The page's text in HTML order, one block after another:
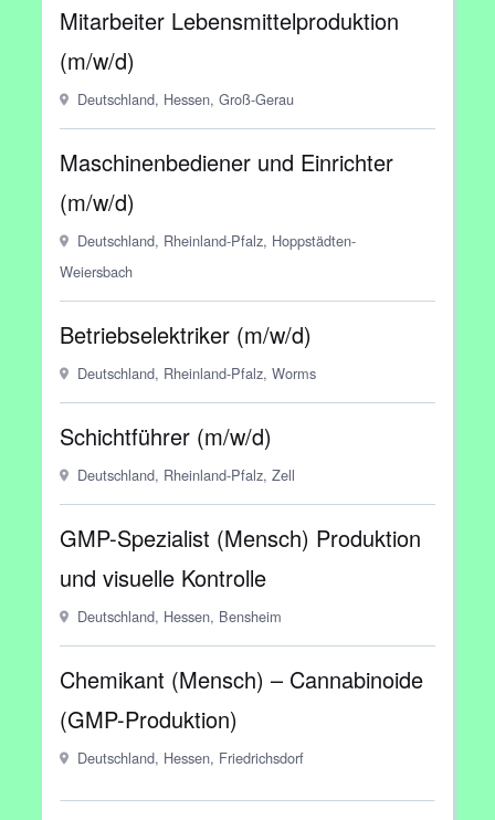
Mitarbeiter Lebensmittelproduktion
(m/w/d)
Deutschland, Hessen, Groß-Gerau
Maschinenbediener und Einrichter
(m/w/d)
Deutschland, Rheinland-Pfalz, Hoppstädten-
Weiersbach
Betriebselektriker (m/w/d)
Deutschland, Rheinland-Pfalz, Worms
Schichtführer (m/w/d)
Deutschland, Rheinland-Pfalz, Zell
GMP-Spezialist (Mensch) Produktion
und visuelle Kontrolle
Deutschland, Hessen, Bensheim
Chemikant (Mensch) – Cannabinoide
(GMP-Produktion)
Deutschland, Hessen, Friedrichsdorf